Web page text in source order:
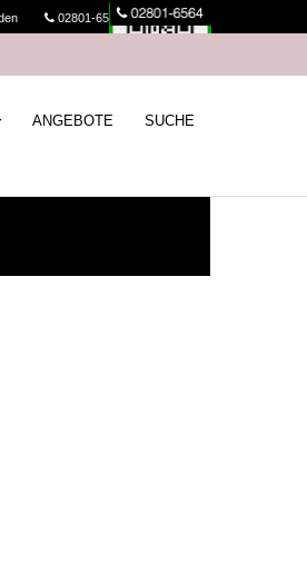
02801-6564 Kasse
ANGEBOTE SUCHE